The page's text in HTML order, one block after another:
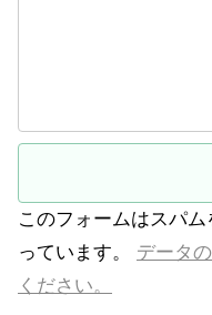
このフォームはスパ
っています。 データ
ください。